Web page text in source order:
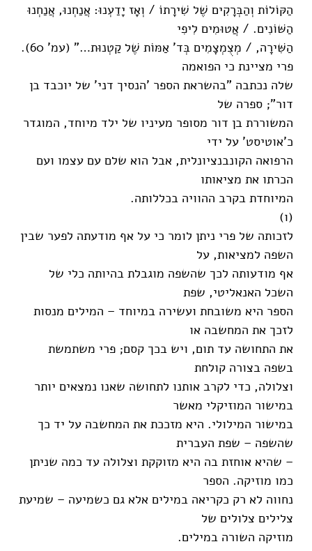
הַקּוֹלוֹת וְהַבְּרָקִים שֶׁל שִׁירָתוֹ / וְאָז יָדַעְנוּ: אֲנַחְנוּ, אֲנַחְנוּ
הַשּׁוֹנִים. / אֲטוּמִים לִיפִי
הַשִּׁירָה, / מְצֻמְצָמִים בְּד' אַמּוֹת שֶׁל קַטְנוּת…" (עמ' 60).
פרי מציינת כי הפואמה
שלה נכתבה "בהשראת הספר 'הנסיך דני' של יוכבד בן
דור"; ספרה של
המשוררת בן דור מסופר מעיניו של ילד מיוחד, המוגדר
כ'אוטיסט' על ידי
הרפואה הקונבנציונלית, אבל הוא שלם עם עצמו ועם
הכרתו את מציאותו
המיוחדת בקרב ההוויה בכללותה.
(ו)
לזכותה של פרי ניתן לומר כי על אף מודעתה לפער שבין
השפה למציאות, על
אף מודעותה לכך שהשפה מוגבלת בהיותה כלי של
השכל האנאליטי, שפת
הספר היא משובחת ועשירה במיוחד – המילים מנסות
לזכך את המחשבה או
את התחושה עד תום, ויש בכך קסם; פרי משתמשת
בשפה בצורה קולחת
וצלולה, כדי לקרב אותנו לתחושה שאנו נמצאים יותר
במישור המוזיקלי מאשר
במישור המילולי. היא מזככת את המחשבה על יד כך
שהשפה – שפת העברית
– שהיא אוחזת בה היא מזוקקת וצלולה עד כמה שניתן
כמו מוזיקה. הספר
נחווה לא רק כקריאה במילים אלא גם כשמיעה – שמיעת
צלילים צלולים של
מוזיקה השורה במילים.